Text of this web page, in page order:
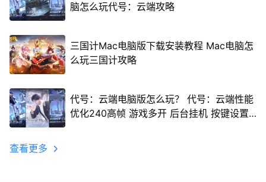
脑怎么玩代号：云端攻略
三国计Mac电脑版下载安装教程 Mac电脑怎
么玩三国计攻略
代号：云端电脑版怎么玩？ 代号：云端性能
优化240高帧 游戏多开 后台挂机 按键设置
查看更多